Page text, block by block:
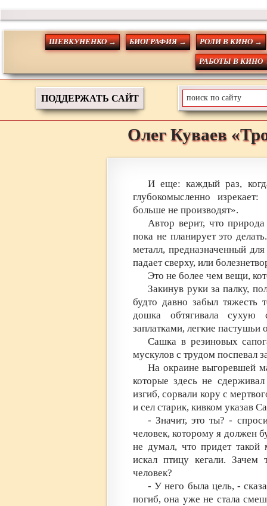
ШЕВКУНЕНКО → БИОГРАФИЯ → РОЛИ В КИНО →
РАБОТЫ В КИНО
ПОДДЕРЖАТЬ САЙТ
Олег Куваев
И еще: каждый раз,
глубокомысленно
больше не производят».
Автор верит, что
пока не планирует это
металл, предназначенный
падает сверху, или
Это не более чем вещи,
Закинув руки за палку,
будто давно забыл тяжесть
дошка обтягивала
заплатками, легкие пастушьи
Сашка в резиновых
мускулов с трудом поспевал
На окраине выгоревшей
которые здесь не
изгиб, сорвали кору с
и сел старик, кивком указав
- Значит, это ты? -
человек, которому я должен
не думал, что придет
искал птицу кегали. Зачем
человек?
- У него была цель, -
погиб, она уже не стала